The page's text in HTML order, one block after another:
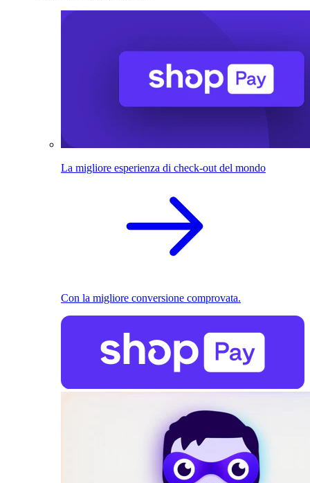
La migliore esperienza di check-out del mondo
Con la migliore conversione comprovata.